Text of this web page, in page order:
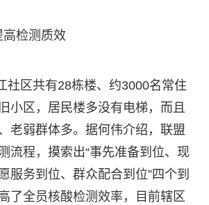
高检测质效
社区共有28栋楼、约3000名常住
小区，居民楼多没有电梯，而且
老弱群体多。据何伟介绍，联盟
流程，摸索出“事先准备到位、现
服务到位、群众配合到位”四个到
了全员核酸检测效率，目前辖区